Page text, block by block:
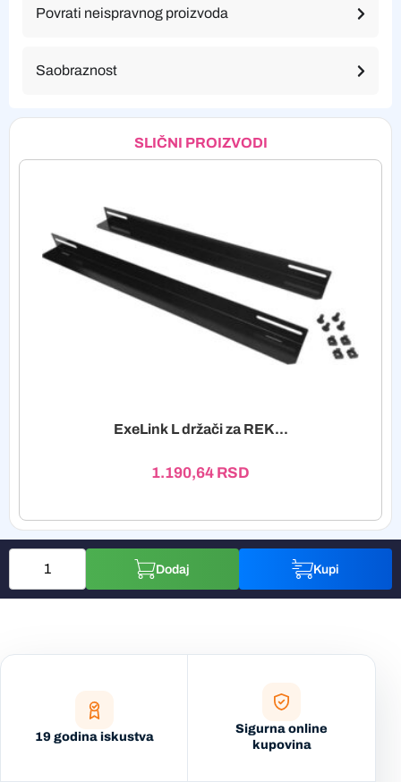
Povrati neispravnog proizvoda
Saobraznost
SLIČNI PROIZVODI
ExeLink L držači za REK...
1.190,64 RSD
Dodaj Kupi
19 godina iskustva
Sigurna online
kupovina